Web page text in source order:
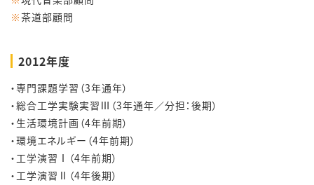
※茶道部顧問
2012年度
・専門課題学習（3年通年）
・総合工学実験実習Ⅲ（3年通年／分担：後期）
・生活環境計画（4年前期）
・環境エネルギー（4年前期）
・工学演習Ⅰ（4年前期）
・工学演習Ⅱ（4年後期）